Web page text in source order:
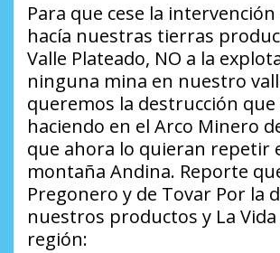
Para que cese la
hacía nuestras tierras
Valle Plateado, NO a la
ninguna mina en nuestro
queremos la destrucción que
haciendo en el Arco Minero
que ahora lo quieran repetir
montaña Andina. Reporte
Pregonero y de Tovar Por la
nuestros productos y La
región: